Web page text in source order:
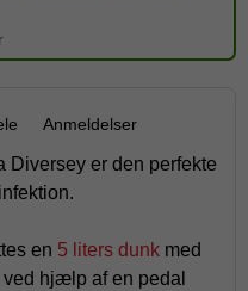
Anmeldelser
Diversey er den perfekte
en 5 liters dunk med
hjælp af en pedal